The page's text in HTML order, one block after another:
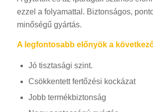
ezzel a folyamattal. Biztonságos,
minőségű gyártás.
A legfontosabb előnyök a
Jó tisztasági szint.
Csökkentett fertőzési kockázat
Jobb termékbiztonság